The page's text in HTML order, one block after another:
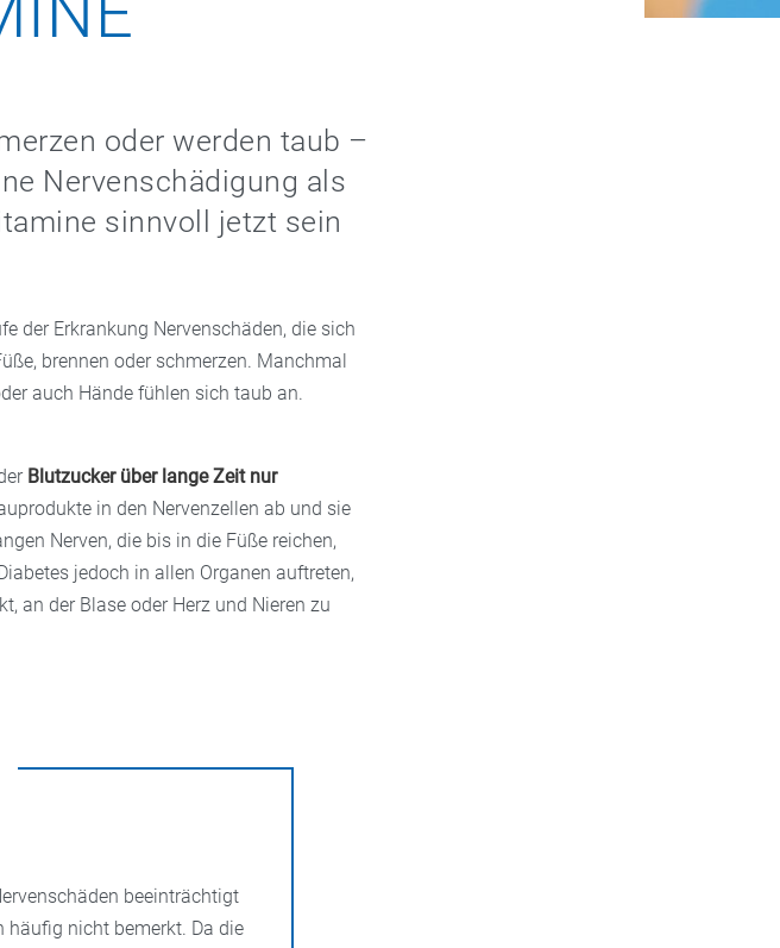
oder werden taub –
Nervenschädigung als
sinnvoll jetzt sein
der Erkrankung Nervenschäden, die sich
brennen oder schmerzen. Manchmal
auch Hände fühlen sich taub an.
Blutzucker über lange Zeit nur
in den Nervenzellen ab und sie
Nerven, die bis in die Füße reichen,
jedoch in allen Organen auftreten,
an der Blase oder Herz und Nieren zu
beeinträchtigt
häufig nicht bemerkt. Da die